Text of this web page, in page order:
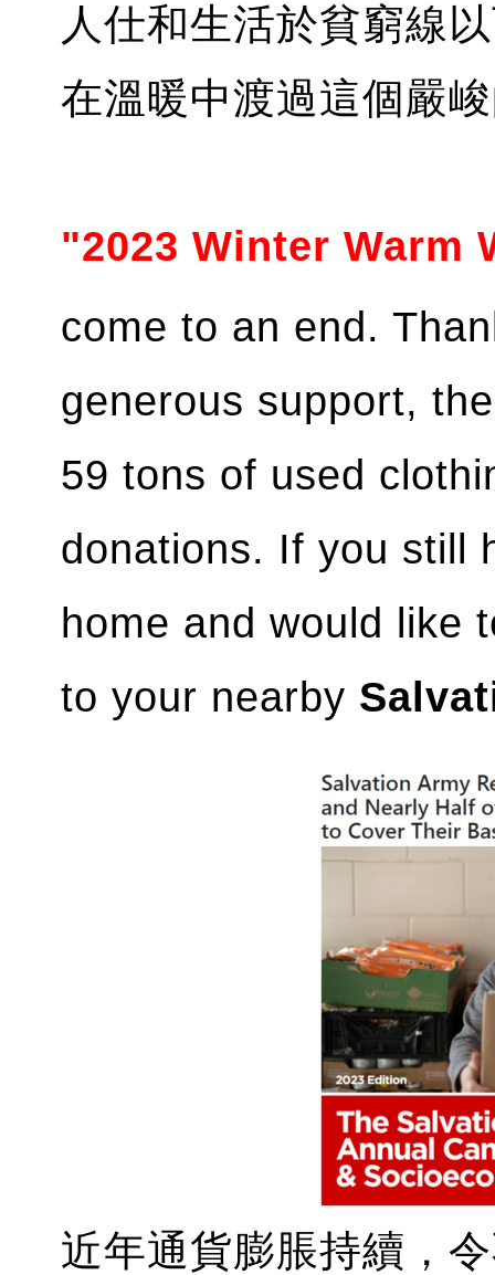
人仕和生活於貧窮線
在溫暖中渡過這個嚴
"2023 Winter Warm
come to an end.
generous support,
59 tons of used
donations. If you still
home and would like
to your nearby
近年通貨膨脹持續，